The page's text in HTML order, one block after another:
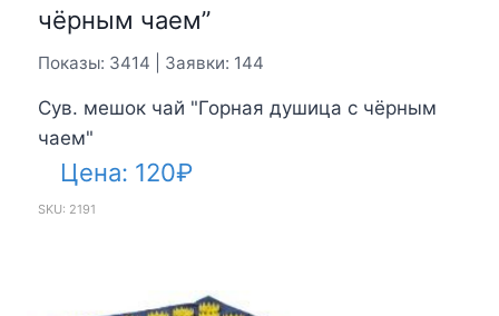
чёрным чаем”
Показы: 3414 | Заявки: 144
Cув. мешок чай "Горная душица с чёрным
чаем"
Цена: 120₽
SKU: 2191